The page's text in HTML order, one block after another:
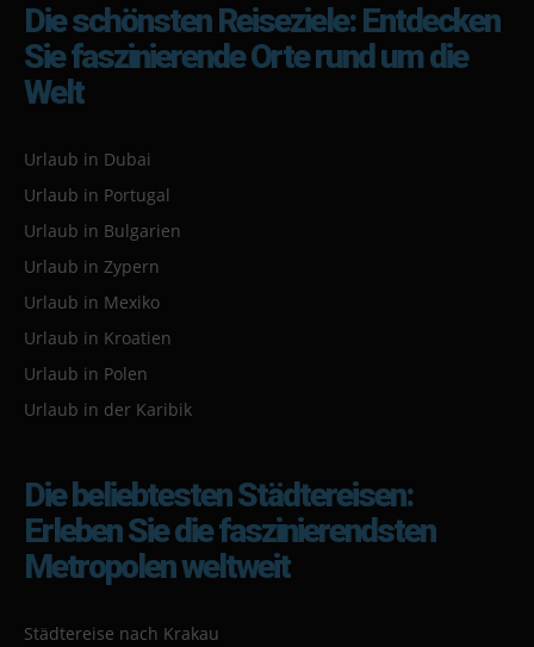
Die schönsten Reiseziele: Entdecken
Sie faszinierende Orte rund um die
Welt
Urlaub in Dubai
Urlaub in Portugal
Urlaub in Bulgarien
Urlaub in Zypern
Urlaub in Mexiko
Urlaub in Kroatien
Urlaub in Polen
Urlaub in der Karibik
Die beliebtesten Städtereisen:
Erleben Sie die faszinierendsten
Metropolen weltweit
Städtereise nach Krakau